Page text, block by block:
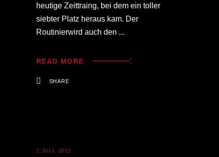
heutige Zeittraing, bei dem ein toller
siebter Platz heraus kam. Der
Routinierwird auch den
READ MORE
SHARE
2 JULI, 2012